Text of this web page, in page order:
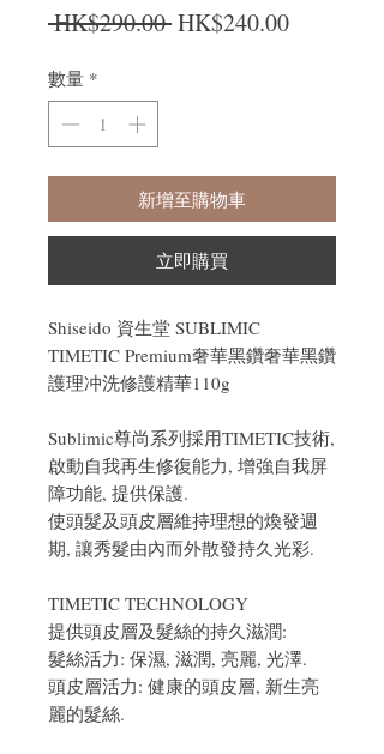
HK$290.00 一般價格
HK$240.00促銷價格
數量 *
新增至購物車
立即購買
Shiseido 資生堂 SUBLIMIC
TIMETIC Premium奢華黑鑽奢華黑鑽
護理冲洗修護精華110g
Sublimic尊尚系列採用TIMETIC技術,
啟動自我再生修復能力, 增強自我屏
障功能, 提供保護.
使頭髮及頭皮層維持理想的煥發週
期, 讓秀髮由內而外散發持久光彩.
TIMETIC TECHNOLOGY
提供頭皮層及髮絲的持久滋潤:
髮絲活力: 保濕, 滋潤, 亮麗, 光澤.
頭皮層活力: 健康的頭皮層, 新生亮
麗的髮絲.